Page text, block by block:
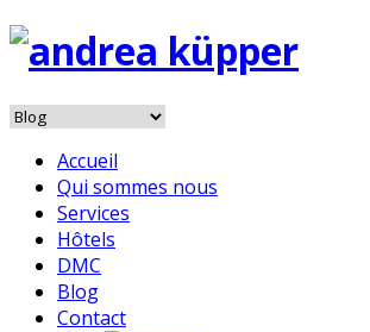
Accueil
Qui sommes nous
Services
Hôtels
DMC
Blog
Contact